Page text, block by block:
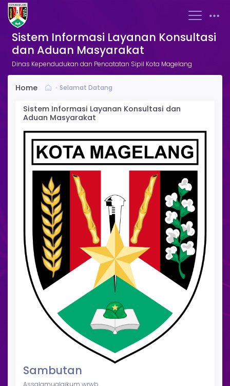
Sistem Informasi Layanan Konsultasi
dan Aduan Masyarakat
Dinas Kependudukan dan Pencatatan Sipil Kota Magelang
Home Selamat Datang
Sistem Informasi Layanan Konsultasi dan
Aduan Masyarakat
Sambutan
Assalamualaikum wrwb..